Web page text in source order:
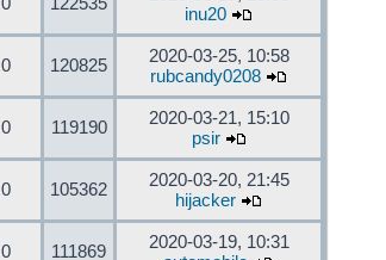
inu20
0 120825
2020-03-25, 10:58
rubcandy0208
0 119190
2020-03-21, 15:10
psir
0 105362
2020-03-20, 21:45
hijacker
0 111869
2020-03-19, 10:31